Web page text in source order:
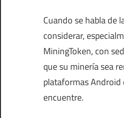
Cuando se habla de
considerar,
MiningToken, con
que su minería sea
plataformas Android
encuentre.